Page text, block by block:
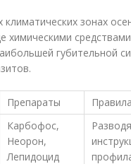
зонах
химическими
губительной
Препараты
Карбофос,
Неорон,
Лепидоцид